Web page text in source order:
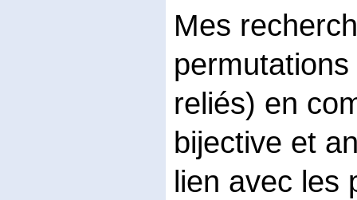
Mes
reliés) en
bijective et
lien avec les